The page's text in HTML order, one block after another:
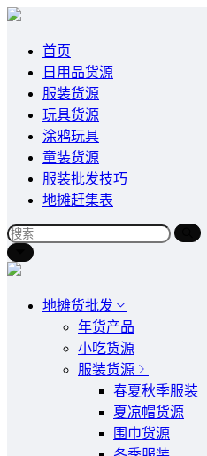
首页
日用品货源
服装货源
玩具货源
涂鸦玩具
童装货源
服装批发技巧
地摊赶集表
地摊货批发
年货产品
小吃货源
服装货源
春夏秋季服装
夏凉帽货源
围巾货源